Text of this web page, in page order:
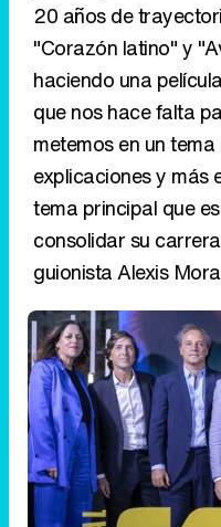
20 años de
"Corazón latino" y
haciendo una
que nos hace falta
metemos en un
explicaciones y más
tema principal que
consolidar su
guionista Alexis